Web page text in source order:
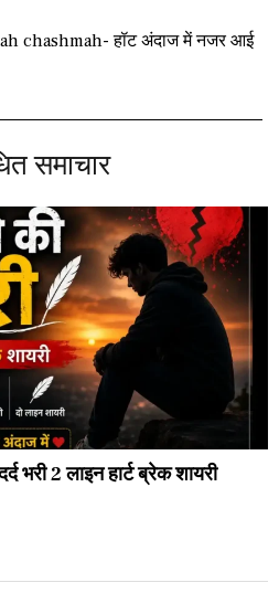
chashmah- हॉट अंदाज में नजर आई
समाचार
2 लाइन हार्ट ब्रेक शायरी